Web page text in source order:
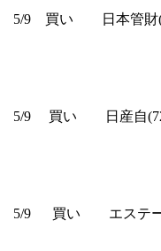
5/9 買い 日本管財
5/9 買い 日産自
5/9 買い エステー